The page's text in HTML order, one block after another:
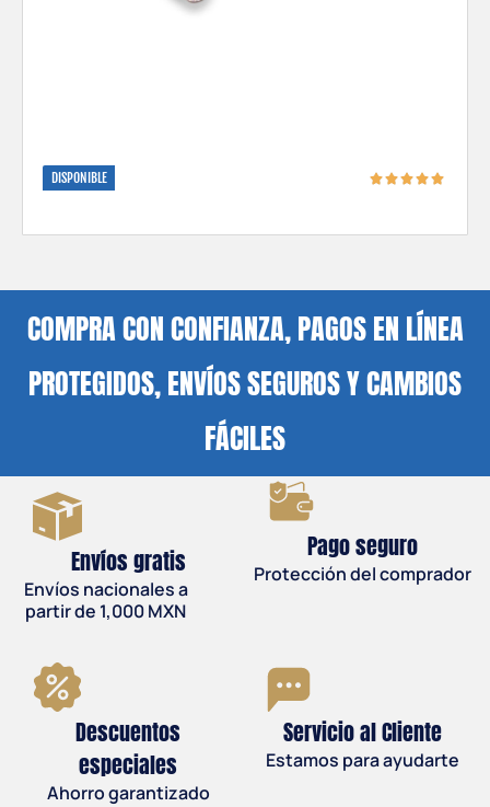
DISPONIBLE
COMPRA CON CONFIANZA, PAGOS EN LÍNEA
PROTEGIDOS, ENVÍOS SEGUROS Y CAMBIOS
FÁCILES
Envíos gratis
Envíos nacionales a
partir de 1,000 MXN
Pago seguro
Protección del comprador
Descuentos
especiales
Ahorro garantizado
Servicio al Cliente
Estamos para ayudarte